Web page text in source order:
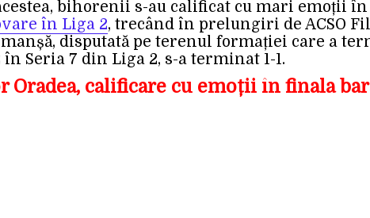
bihorenii s-au calificat cu mari emoții în
în Liga 2, trecând în prelungiri de ACSO
disputată pe terenul formației care a
în Seria 7 din Liga 2, s-a terminat 1-1.
Oradea, calificare cu emoții în finala